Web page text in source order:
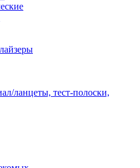
ланцеты, тест-полоски,